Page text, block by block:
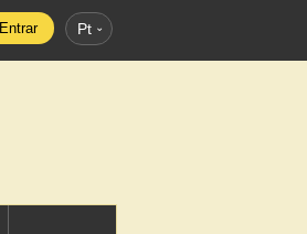
Entrar Pt